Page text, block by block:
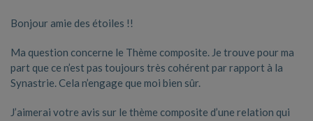
Bonjour amie des étoiles !!
Ma question concerne le Thème composite. Je trouve pour ma
part que ce n’est pas toujours très cohérent par rapport à la
Synastrie.Cela n’engage que moi bien sûr.
J’aimerai votre avis sur le thème composite d’une relation qui